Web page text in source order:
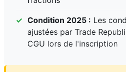
Condition 2025 : Les
ajustées par Trade
CGU lors de l'inscription